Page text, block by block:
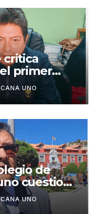
critica
primer
de Keiko
UNO
de
cuestiona
seguridad
UNO